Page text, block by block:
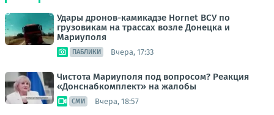
Удары дронов-камикадзе Hornet ВСУ по
грузовикам на трассах возле Донецка и
Мариуполя
ПАБЛИКИ Вчера, 17:33
Чистота Мариуполя под вопросом? Реакция
«Донснабкомплект» на жалобы
СМИ Вчера, 18:57